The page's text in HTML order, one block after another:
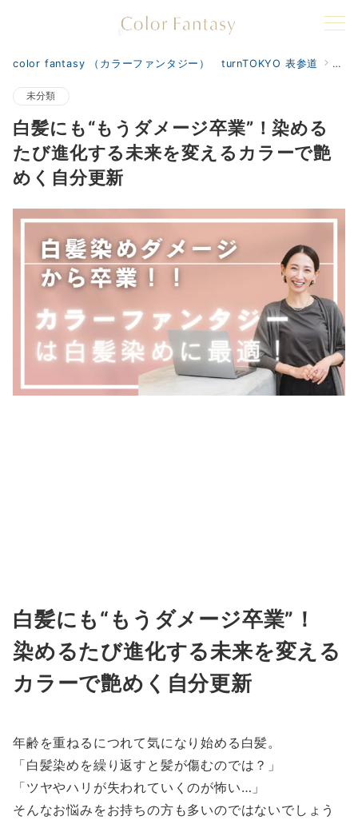
color fantasy （カラーファンタジー） turnTOKYO 表参道
未分類
白髪にも“もうダメージ卒業”！染める
たび進化する未来を変えるカラーで艶
めく自分更新
白髪にも“もうダメージ卒業”！
染めるたび進化する未来を変える
カラーで艶めく自分更新
年齢を重ねるにつれて気になり始める白髪。
「白髪染めを繰り返すと髪が傷むのでは？」
「ツヤやハリが失われていくのが怖い…」
そんなお悩みをお持ちの方も多いのではないでしょう